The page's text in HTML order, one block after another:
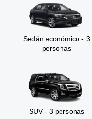
Sedán económico - 3
personas
SUV - 3 personas